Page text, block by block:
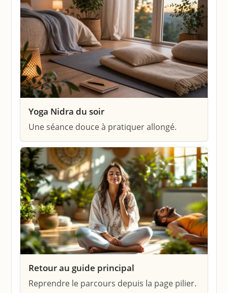
Yoga Nidra du soir
Une séance douce à pratiquer allongé.
Retour au guide principal
Reprendre le parcours depuis la page pilier.